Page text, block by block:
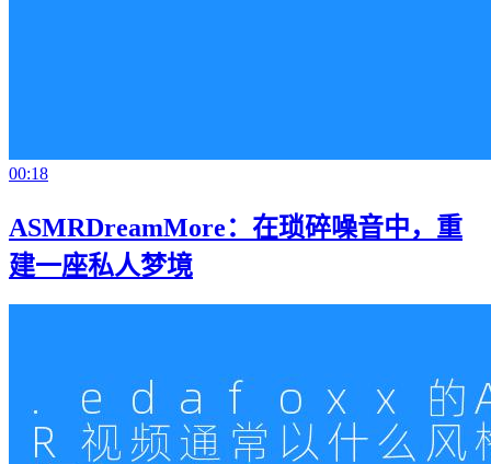
00:18
ASMRDreamMore：在琐碎噪音中，重
建一座私人梦境